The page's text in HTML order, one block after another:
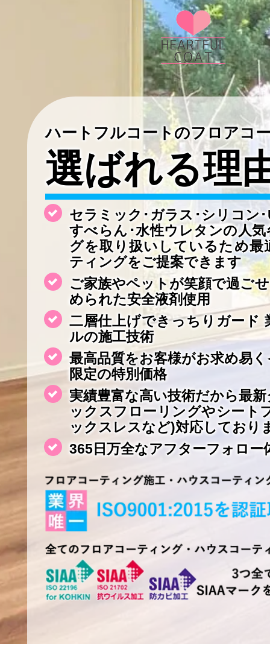
ハートフルコートのフロアコ
選ばれる理
セラミック･ガラス･シリコン
すべらん･水性ウレタンの人
グを取り扱いしているため最
ティングをご提案できます
ご家族やペットが笑顔で過ご
められた安全液剤使用
二層仕上げできっちりガード
ルの施工技術
最高品質をお客様がお求め易
限定の特別価格
実績豊富な高い技術だから最
ックスフローリングやシート
ックスレスなど)対応しており
365日万全なアフターフォロー